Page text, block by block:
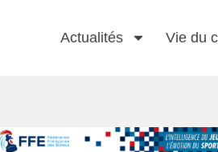
Actualités Vie du